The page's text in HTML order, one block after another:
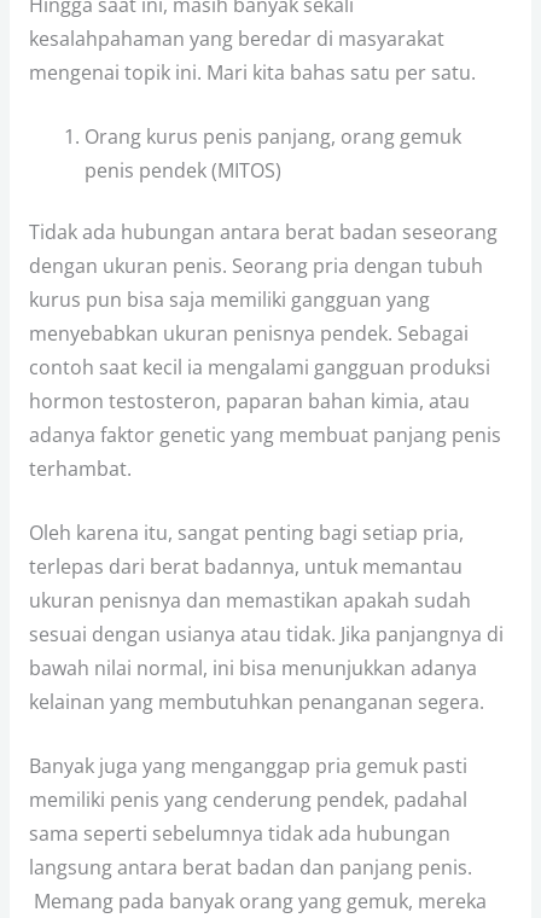
kesalahpahaman yang beredar di masyarakat
mengenai topik ini. Mari kita bahas satu per satu.
Orang kurus penis panjang, orang gemuk
penis pendek (MITOS)
Tidak ada hubungan antara berat badan seseorang
dengan ukuran penis. Seorang pria dengan tubuh
kurus pun bisa saja memiliki gangguan yang
menyebabkan ukuran penisnya pendek. Sebagai
contoh saat kecil ia mengalami gangguan produksi
hormon testosteron, paparan bahan kimia, atau
adanya faktor genetic yang membuat panjang penis
terhambat.
Oleh karena itu, sangat penting bagi setiap pria,
terlepas dari berat badannya, untuk memantau
ukuran penisnya dan memastikan apakah sudah
sesuai dengan usianya atau tidak. Jika panjangnya di
bawah nilai normal, ini bisa menunjukkan adanya
kelainan yang membutuhkan penanganan segera.
Banyak juga yang menganggap pria gemuk pasti
memiliki penis yang cenderung pendek, padahal
sama seperti sebelumnya tidak ada hubungan
langsung antara berat badan dan panjang penis.
Memang pada banyak orang yang gemuk, mereka